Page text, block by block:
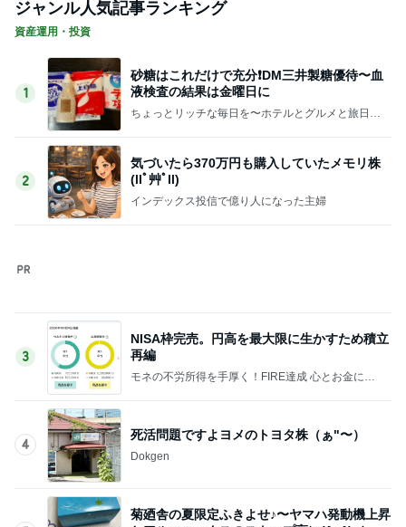
2
(llﾟ艸ﾟll)
3
NISA枠完売。円高を最大限に生かすため積立
再編
モネの不労所得を手厚く！FIRE達成 心とお金にゆ
4
5
菊廼舎の夏限定ふきよせ♪〜ヤマハ発動機上昇
とアルコニックスのストップ高＼(^o^)／
ちょっとリッチな毎日を〜ホテルとグルメと旅日
このジャンルの記事をもっと見る
神がかってる掃除機
Amebaトピックス 3時間前